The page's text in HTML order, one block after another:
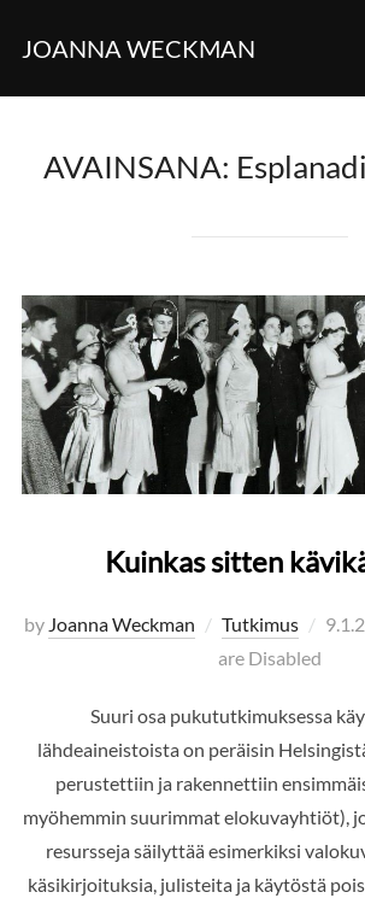
JOANNA WECKMAN
AVAINSANA:
Kuinkas sitten
by Joanna Weckman Tutkimus
are Disabled
Suuri osa pukututkimuksessa
lähdeaineistoista on peräisin
perustettiin ja rakennettiin
myöhemmin suurimmat elokuvayhtiöt),
resursseja säilyttää esimerkiksi
käsikirjoituksia, julisteita ja käytöstä